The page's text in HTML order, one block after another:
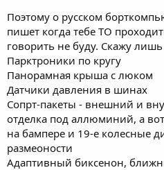
Поэтому о русском
пишет когда тебе ТО
говорить не буду. Скажу
Парктроники по кругу
Панорамная крыша с люком
Датчики давления в шинах
Сопрт-пакеты - внешний и
отделка под аллюминий, а
на бампере и 19-е колесные
размеоности
Адаптивный биксенон,